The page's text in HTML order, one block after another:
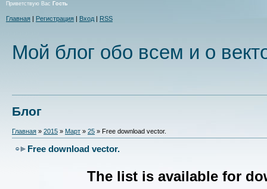
Приветствую Вас Гость
Главная | Регистрация | Вход | RSS
Мой блог обо всем и о
Блог
Главная » 2015 » Март » 25 » Free download vector.
Free download vector.
The list is available for